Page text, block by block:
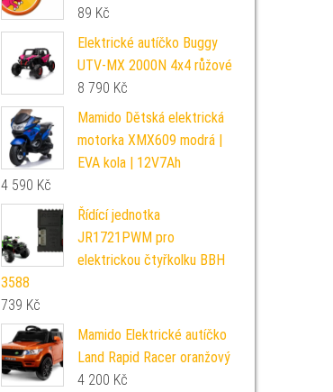
89 Kč
Elektrické autíčko Buggy
UTV-MX 2000N 4x4 růžové
8 790 Kč
Mamido Dětská elektrická
motorka XMX609 modrá |
EVA kola | 12V7Ah
4 590 Kč
Řídící jednotka
JR1721PWM pro
elektrickou čtyřkolku BBH
3588
739 Kč
Mamido Elektrické autíčko
Land Rapid Racer oranžový
4 200 Kč